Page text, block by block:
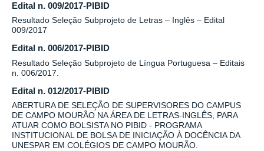
Edital n. 009/2017-PIBID
Resultado Seleção Subprojeto de Letras – Inglês – Edital
009/2017
Edital n. 006/2017-PIBID
Resultado Seleção Subprojeto de Língua Portuguesa – Editais
n. 006/2017.
Edital n. 012/2017-PIBID
ABERTURA DE SELEÇÃO DE SUPERVISORES DO CAMPUS
DE CAMPO MOURÃO NA ÁREA DE LETRAS-INGLÊS, PARA
ATUAR COMO BOLSISTA NO PIBID - PROGRAMA
INSTITUCIONAL DE BOLSA DE INICIAÇÃO À DOCÊNCIA DA
UNESPAR EM COLÉGIOS DE CAMPO MOURÃO.